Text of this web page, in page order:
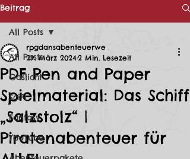
Beitrag
All Posts
Gaslicht
SciFi
Fantasy
YouTube
All Posts
PDF Pen and Paper
Spielmaterial: Das Schiff
„Salzstolz“ |
Piratenabenteuer für
rpgdansabenteuerwe
29. März 20242 Min. Lesezeit